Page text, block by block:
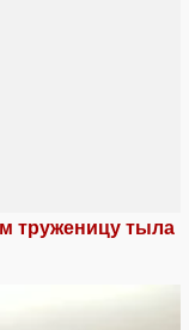
труженицу тыла